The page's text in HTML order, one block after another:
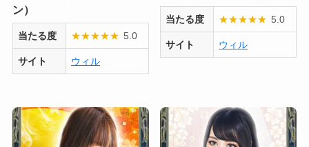
ン）
当たる度 ★★★★★ 5.0
サイト ウィル
当たる度 ★★★★★ 5.0
サイト ウィル